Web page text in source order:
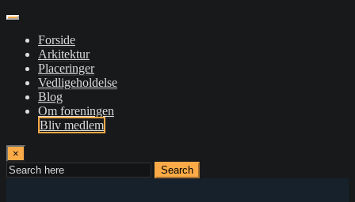
Forside
Arkitektur
Placeringer
Vedligeholdelse
Blog
Om foreningen
Bliv medlem
×
Search